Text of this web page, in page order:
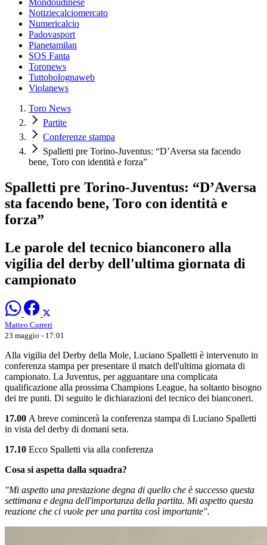
Mondoudinese
Notiziecalciomercato
Numericalcio
Padovasport
Pianetamilan
SOS Fanta
Toronews
Tuttobolognaweb
Violanews
Toro News
Partite
Conferenze stampa
Spalletti pre Torino-Juventus: “D’Aversa sta facendo
bene, Toro con identità e forza”
Spalletti pre Torino-Juventus: “D’Aversa
sta facendo bene, Toro con identità e
forza”
Le parole del tecnico bianconero alla
vigilia del derby dell'ultima giornata di
campionato
Matteo Curreri
23 maggio - 17:01
Alla vigilia del Derby della Mole, Luciano Spalletti è intervenuto in
conferenza stampa per presentare il match dell'ultima giornata di
campionato. La Juventus, per agguantare una complicata
qualificazione alla prossima Champions League, ha soltanto bisogno
dei tre punti. Di seguito le dichiarazioni del tecnico dei bianconeri.
17.00 A breve comincerà la conferenza stampa di Luciano Spalletti
in vista del derby di domani sera.
17.10 Ecco Spalletti via alla conferenza
Cosa si aspetta dalla squadra?
"Mi aspetto una prestazione degna di quello che è successo questa
settimana e degna dell'importanza della partita. Mi aspetto questa
reazione che ci vuole per una partita così importante".